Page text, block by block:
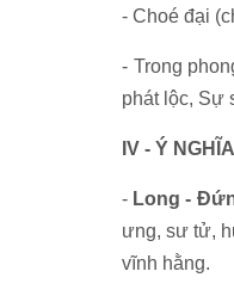
- Choé đại
- Trong
phát lộc, Sự
IV - Ý
- Long -
ưng, sư tử,
vĩnh hằng.